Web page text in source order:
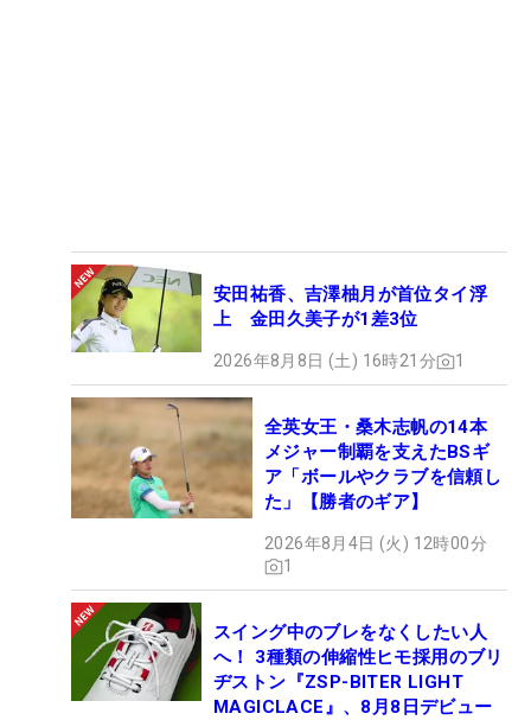
安田祐香、吉澤柚月が首位タイ浮
上 金田久美子が1差3位
2026年8月8日 (土) 16時21分 1
全英女王・桑木志帆の14本
メジャー制覇を支えたBSギ
ア「ボールやクラブを信頼し
た」【勝者のギア】
2026年8月4日 (火) 12時00分
1
スイング中のブレをなくしたい人
へ！ 3種類の伸縮性ヒモ採用のブリ
ヂストン『ZSP-BITER LIGHT
MAGICLACE』、8月8日デビュー